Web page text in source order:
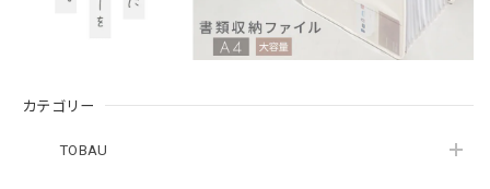
カテゴリー
TOBAU